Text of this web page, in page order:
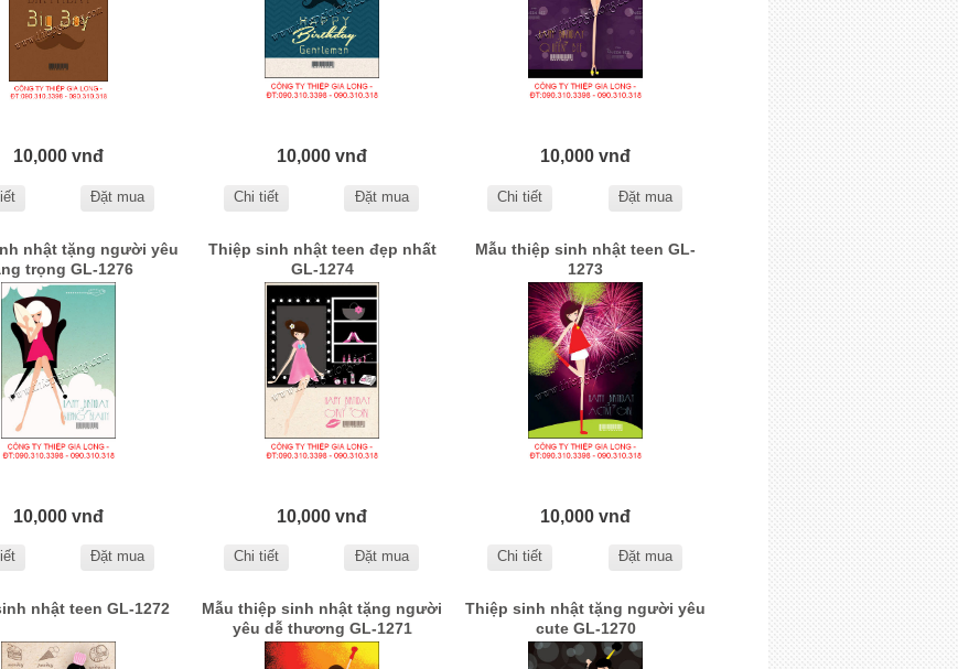
10,000 vnđ
Đặt mua
10,000 vnđ
Chi tiết Đặt mua
10,000 vnđ
Chi tiết Đặt mua
nhật tặng người yêu
trọng GL-1276
10,000 vnđ
Đặt mua
Thiệp sinh nhật teen đẹp nhất
GL-1274
10,000 vnđ
Chi tiết Đặt mua
Mẫu thiệp sinh nhật teen GL-
1273
10,000 vnđ
Chi tiết Đặt mua
nhật teen GL-1272
Mẫu thiệp sinh nhật tặng người
yêu dễ thương GL-1271
Thiệp sinh nhật tặng người yêu
cute GL-1270